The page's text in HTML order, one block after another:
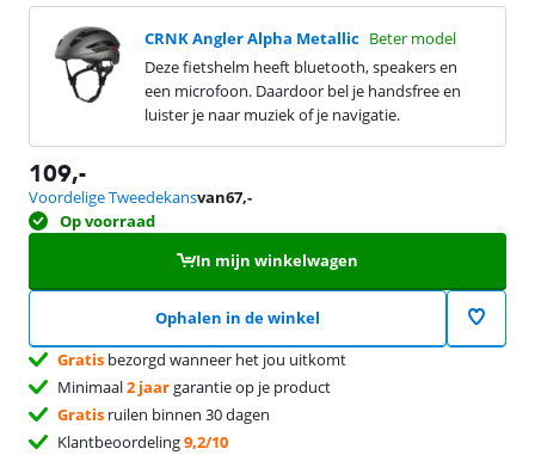
CRNK Angler Alpha Metallic Beter model
Deze fietshelm heeft bluetooth, speakers en
een microfoon. Daardoor bel je handsfree en
luister je naar muziek of je navigatie.
109,-
Voordelige Tweedekansvan67,-
Op voorraad
In mijn winkelwagen
Ophalen in de winkel
Gratis bezorgd wanneer het jou uitkomt
Minimaal2 jaargarantie op je product
Gratis ruilen binnen 30 dagen
Klantbeoordeling9,2/10